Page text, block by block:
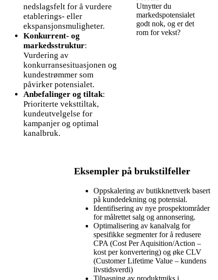
nedslagsfelt for å vurdere
etablerings- eller
ekspansjonsmuligheter.
Konkurrent- og
markedsstruktur:
Vurdering av
konkurransesituasjonen og
kundestrømmer som
påvirker potensialet.
Anbefalinger og tiltak:
Prioriterte veksttiltak,
kundeutvelgelse for
kampanjer og optimal
kanalbruk.
Utnytter du
markedspotensialet
godt nok, og er det
rom for vekst?
Eksempler på brukstilfeller
Oppskalering av butikknettverk basert
på kundedekning og potensial.
Identifisering av nye prospektområder
for målrettet salg og annonsering.
Optimalisering av kanalvalg for
spesifikke segmenter for å redusere
CPA (Cost Per Aquisition/Action –
kost per konvertering) og øke CLV
(Customer Lifetime Value – kundens
livstidsverdi)
Tilpasning av produktmiks i